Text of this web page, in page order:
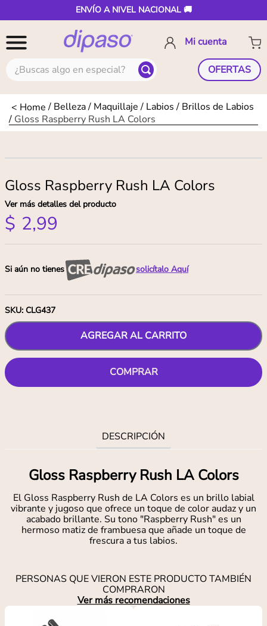
ENVÍO A NIVEL NACIONAL 🚚
¿Buscas algo en especial? OFERTAS
Belleza Maquillaje Labios
Brillos de Labios
Gloss Raspberry Rush LA Colors
Gloss Raspberry Rush LA Colors
Ver más detalles del producto
$ 2,99
Si aún no tienes solicítalo Aquí
SKU: CLG437
AGREGAR AL CARRITO
COMPRAR
DESCRIPCIÓN
Gloss Raspberry Rush LA Colors
El Gloss Raspberry Rush de LA Colors es un brillo labial
vibrante y jugoso que ofrece un toque de color audaz y un
acabado brillante. Su tono "Raspberry Rush" es un
hermoso matiz de frambuesa que añade un toque de
frescura a tus labios.
PERSONAS QUE VIERON ESTE PRODUCTO TAMBIÉN
COMPRARON
Ver más recomendaciones